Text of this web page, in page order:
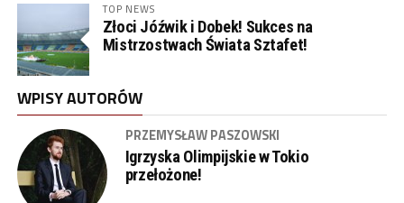
TOP NEWS
Złoci Jóźwik i Dobek! Sukces na
Mistrzostwach Świata Sztafet!
WPISY AUTORÓW
PRZEMYSŁAW PASZOWSKI
Igrzyska Olimpijskie w Tokio
przełożone!